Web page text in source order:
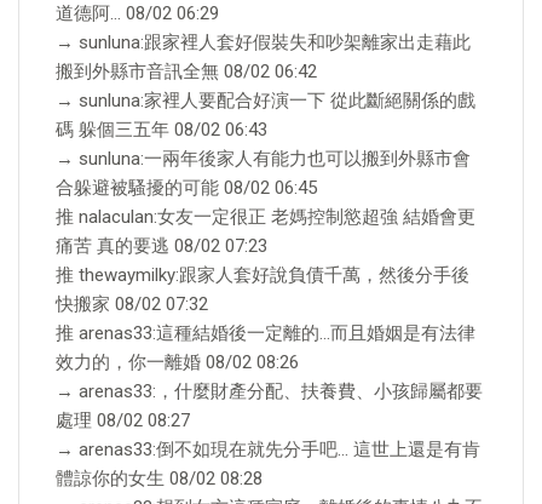
道德阿… 08/02 06:29
→ sunluna:跟家裡人套好假裝失和吵架離家出走藉此
搬到外縣市音訊全無 08/02 06:42
→ sunluna:家裡人要配合好演一下 從此斷絕關係的戲
碼 躲個三五年 08/02 06:43
→ sunluna:一兩年後家人有能力也可以搬到外縣市會
合躲避被騷擾的可能 08/02 06:45
推 nalaculan:女友一定很正 老媽控制慾超強 結婚會更
痛苦 真的要逃 08/02 07:23
推 thewaymilky:跟家人套好說負債千萬，然後分手後
快搬家 08/02 07:32
推 arenas33:這種結婚後一定離的…而且婚姻是有法律
效力的，你一離婚 08/02 08:26
→ arenas33:，什麼財產分配、扶養費、小孩歸屬都要
處理 08/02 08:27
→ arenas33:倒不如現在就先分手吧… 這世上還是有肯
體諒你的女生 08/02 08:28